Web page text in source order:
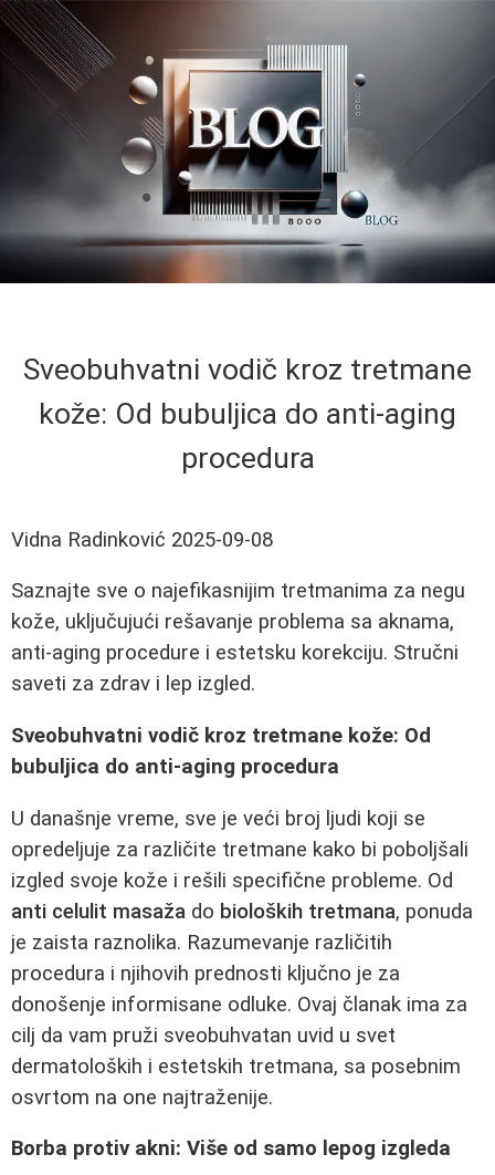
Sveobuhvatni vodič kroz tretmane
kože: Od bubuljica do anti-aging
procedura
Vidna Radinković 2025-09-08
Saznajte sve o najefikasnijim tretmanima za negu
kože, uključujući rešavanje problema sa aknama,
anti-aging procedure i estetsku korekciju. Stručni
saveti za zdrav i lep izgled.
Sveobuhvatni vodič kroz tretmane kože: Od
bubuljica do anti-aging procedura
U današnje vreme, sve je veći broj ljudi koji se
opredeljuje za različite tretmane kako bi poboljšali
izgled svoje kože i rešili specifične probleme. Od
anti celulit masaža do bioloških tretmana, ponuda
je zaista raznolika. Razumevanje različitih
procedura i njihovih prednosti ključno je za
donošenje informisane odluke. Ovaj članak ima za
cilj da vam pruži sveobuhvatan uvid u svet
dermatoloških i estetskih tretmana, sa posebnim
osvrtom na one najtraženije.
Borba protiv akni: Više od samo lepog izgleda